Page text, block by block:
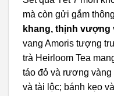
mà còn gửi gắm
khang, thịnh vượng
vang Amoris tượng
trà Heirloom Tea
táo đỏ và rương
và tài lộc; bánh kẹo